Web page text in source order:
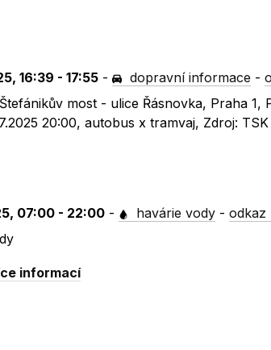
16:39 - 17:55 - dopravní informace -
most - ulice Řásnovka, Praha
20:00, autobus x tramvaj, Zdroj:
07:00 - 22:00 - havárie vody -odkaz
informací